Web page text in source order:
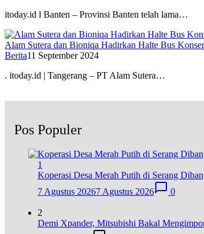
itoday.id l Banten – Provinsi Banten telah lama…
Alam Sutera dan Bioniqa Hadirkan Halte Bus
Berita11 September 2024
. itoday.id | Tangerang – PT Alam Sutera…
Pos Populer
1
Koperasi Desa Merah Putih di Serang
7 Agustus 20267 Agustus 2026 0
2
Demi Xpander, Mitsubishi Bakal